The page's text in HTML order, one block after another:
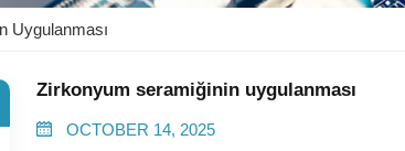
Uygulanması
Zirkonyum seramiğinin uygulanması
OCTOBER 14, 2025